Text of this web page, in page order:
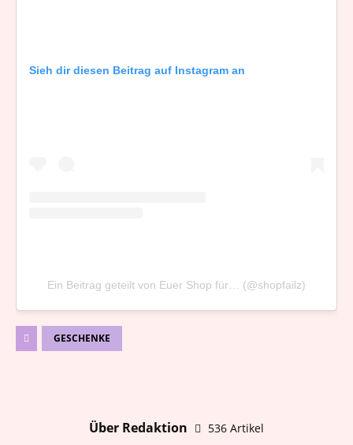
Sieh dir diesen Beitrag auf Instagram an
Ein Beitrag geteilt von Euer Shop für… (@shopfailz)
GESCHENKE
Über Redaktion
536 Artikel